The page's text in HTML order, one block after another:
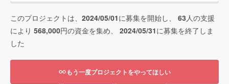
このプロジェクトは、 2024/05/01に募集を開始し、 63 人の支援
により 568,000円の資金を集め、 2024/05/31に募集を終了しま
した
もう一度プロジェクトをやってほしい